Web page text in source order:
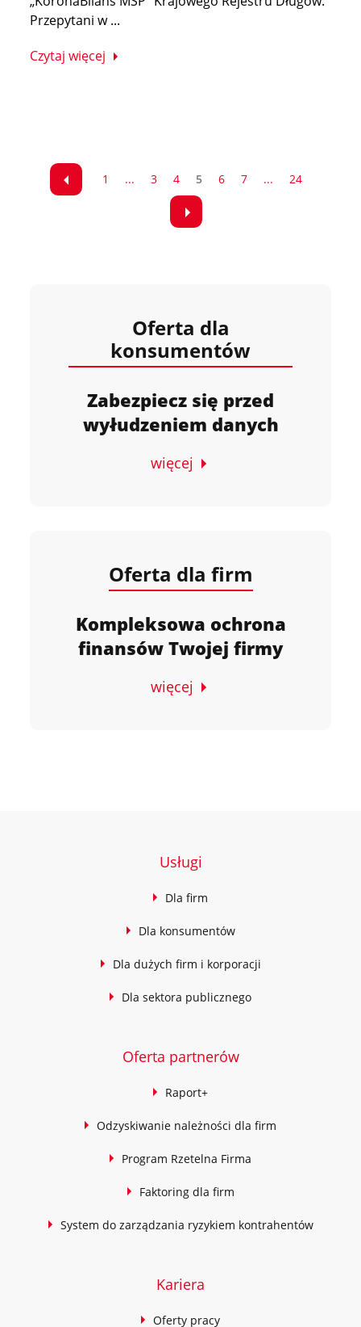
Przepytani w ...
Czytaj więcej
1 ... 3 4 5 6 7 ... 24
Oferta dla
konsumentów
Zabezpiecz się przed
wyłudzeniem danych
więcej
Oferta dla firm
Kompleksowa ochrona
finansów Twojej firmy
więcej
Usługi
Dla firm
Dla konsumentów
Dla dużych firm i korporacji
Dla sektora publicznego
Oferta partnerów
Raport+
Odzyskiwanie należności dla firm
Program Rzetelna Firma
Faktoring dla firm
System do zarządzania ryzykiem kontrahentów
Kariera
Oferty pracy